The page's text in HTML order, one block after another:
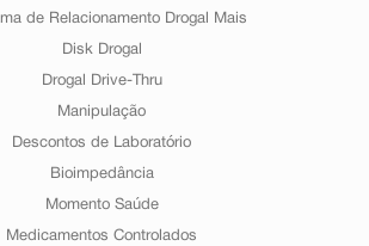
de Relacionamento Drogal Mais
Disk Drogal
Drogal Drive-Thru
Manipulação
Descontos de Laboratório
Bioimpedância
Momento Saúde
Medicamentos Controlados